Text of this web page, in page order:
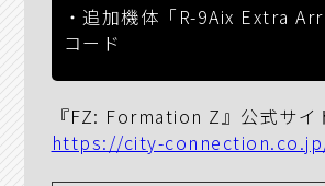
・追加機体「R-9Aix Extra
コード
『FZ: Formation Z』公式サイ
https://city-